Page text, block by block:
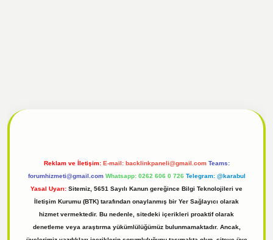
Reklam ve İletişim: E-mail: backlinkpaneli@gmail.com Teams:
forumhizmeti@gmail.com Whatsapp: 0262 606 0 726 Telegram: @karabul
Yasal Uyarı: Sitemiz, 5651 Sayılı Kanun gereğince Bilgi Teknolojileri ve
İletişim Kurumu (BTK) tarafından onaylanmış bir Yer Sağlayıcı olarak
hizmet vermektedir. Bu nedenle, sitedeki içerikleri proaktif olarak
denetleme veya araştırma yükümlülüğümüz bulunmamaktadır. Ancak,